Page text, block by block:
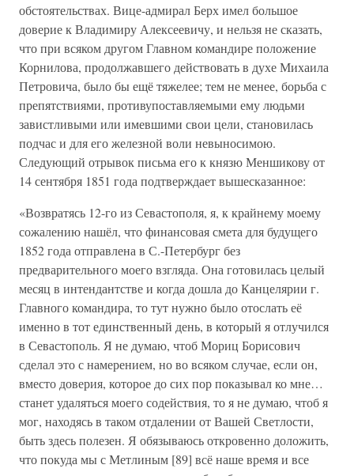
обстоятельствах. Вице-адмирал Берх имел большое
доверие к Владимиру Алексеевичу, и нельзя не сказать,
что при всяком другом Главном командире положение
Корнилова, продолжавшего действовать в духе Михаила
Петровича, было бы ещё тяжелее; тем не менее, борьба с
препятствиями, противупоставляемыми ему людьми
завистливыми или имевшими свои цели, становилась
подчас и для его железной воли невыносимою.
Следующий отрывок письма его к князю Меншикову от
14 сентября 1851 года подтверждает вышесказанное:
«Возвратясь 12-го из Севастополя, я, к крайнему моему
сожалению нашёл, что финансовая смета для будущего
1852 года отправлена в С.-Петербург без
предварительного моего взгляда. Она готовилась целый
месяц в интендантстве и когда дошла до Канцелярии г.
Главного командира, то тут нужно было отослать её
именно в тот единственный день, в который я отлучился
в Севастополь. Я не думаю, чтоб Мориц Борисович
сделал это с намерением, но во всяком случае, если он,
вместо доверия, которое до сих пор показывал ко мне…
станет удаляться моего содействия, то я не думаю, чтоб я
мог, находясь в таком отдалении от Вашей Светлости,
быть здесь полезен. Я обязываюсь откровенно доложить,
что покуда мы с Метлиным [89] всё наше время и все